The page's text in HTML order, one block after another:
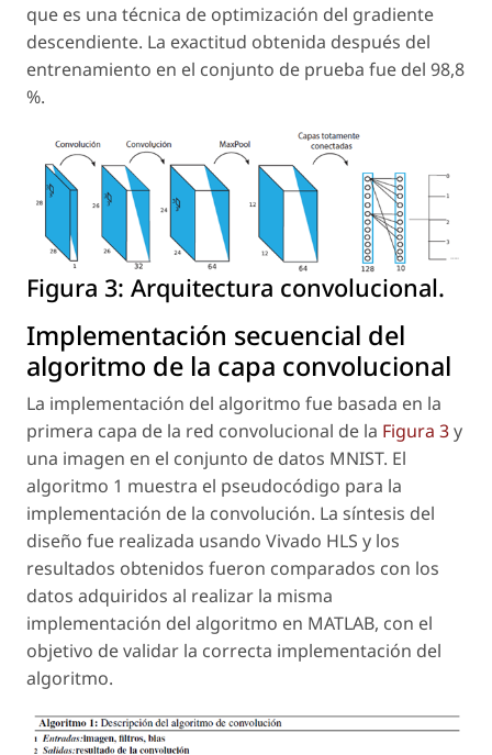
que es una técnica de optimización del gradiente
descendiente. La exactitud obtenida después del
entrenamiento en el conjunto de prueba fue del 98,8
%.
Figura 3: Arquitectura convolucional.
Implementación secuencial del
algoritmo de la capa convolucional
La implementación del algoritmo fue basada en la
primera capa de la red convolucional de la Figura 3y
una imagen en el conjunto de datos MNIST. El
algoritmo 1 muestra el pseudocódigo para la
implementación de la convolución. La síntesis del
diseño fue realizada usando Vivado HLS y los
resultados obtenidos fueron comparados con los
datos adquiridos al realizar la misma
implementación del algoritmo en MATLAB, con el
objetivo de validar la correcta implementación del
algoritmo.